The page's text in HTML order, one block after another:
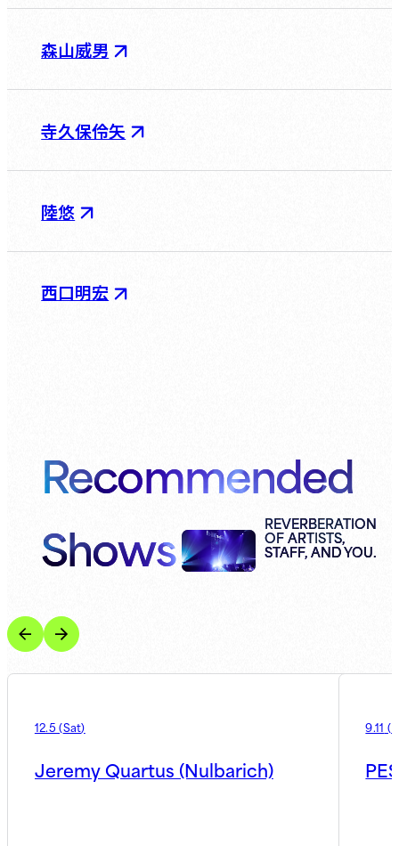
森山威男
寺久保伶矢
陸悠
西口明宏
Recommended
Shows
REVERBERATION
OF ARTISTS,
STAFF, AND YOU.
12.5 (Sat)
Jeremy Quartus (Nulbarich)
9.11 (